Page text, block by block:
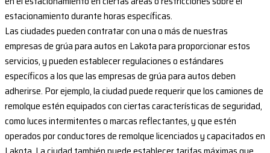
estacionamiento durante horas específicas.
Las ciudades pueden contratar con una o más de nuestras
empresas de grúa para autos en Lakota para proporcionar estos
servicios, y pueden establecer regulaciones o estándares
específicos a los que las empresas de grúa para autos deben
adherirse. Por ejemplo, la ciudad puede requerir que los camiones de
remolque estén equipados con ciertas características de seguridad,
como luces intermitentes o marcas reflectantes, y que estén
operados por conductores de remolque licenciados y capacitados en